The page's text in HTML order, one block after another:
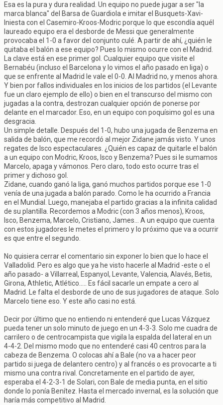
Esa es la pura y dura realidad. Un equipo no puede jugar a ser "la
marca blanca" del Barsa de Guardiola e imitar el Busquets-Xavi-
Iniesta con el Casemiro-Kroos-Modric porque lo que escondía aquél
laureado equipo era el desborde de Messi que generalmente
provocaba el 1-0 a favor del conjunto culé. A partir de ahí, ¿quién le
quitaba el balón a ese equipo? Pues lo mismo ocurre con el Madrid.
La clave está en ese primer gol. Cualquier equipo que visite el
Bernabéu (incluso el Barcelona y lo vimos el año pasado en liga) o
que se enfrente al Madrid le vale el 0-0. Al Madrid no, y menos ahora.
Y bien por fallos individuales en los inicios de los partidos (el Levante
fue un claro ejemplo de ello) o bien en el transcurso del mismo con
jugadas a la contra, destrozan cualquier opción de ponerse por
delante en el marcador. Eso, en un equipo con poquísimo gol es una
desgracia.
Un simple detalle. Después del 1-0, hubo una jugada de Benzema en
salida de balón, que me recordó al mejor Zidane jamás visto. Y unos
regates de Isco espectaculares. ¿Quién es capaz de quitarle el balón
a un equipo con Modric, Kroos, Isco y Benzema? Pues si le sumamos
Marcelo, apaga y vámonos. Pero claro, todo esto ocurre tras el
primer y dichoso gol.
Zidane, cuando ganó la liga, ganó muchos partidos porque ese 1-0
venía de una jugada a balón parado. Como le ha ocurrido a Francia
en el Mundial. Luego, manejaba el partido gracias a la infinita calidad
de su plantilla. Recordemos a Modric (con 3 años menos), Kroos,
Isco, Benzema, Marcelo, Cristiano, James... A un equipo que cuenta
con estos jugadores le metes el primero y lo próximo que va a ocurrir
es que entre el segundo.
No quisiera cerrar el comentario sin exponer lo bien que lo hace el
Valladolid. Pero es algo que ya he visto hacerle al Madrid -este o el
año pasado- a Villarreal, Espanyol, Levante, Valencia, Alavés, Betis,
Girona, Athletic, Atlético..... Es fácil sacarle un empate a cero al
Madrid. Le falta el desborde de uno de sus jugadores de ataque. Solo
Marcelo tiene eso. Y este año casi no está.
Decir por último que no entiendo ni entenderé que Lucas Vázquez
pueda tener un solo minuto de juego en un 4-3-3. Solo me cuadra de
carrilero o de centrocampista que vigila la espalda del lateral en un
4-4-2. Del mismo modo que no entenderé casi 40 centros para la
cabeza de Benzema. O colocas ahí a Bale (no va a hacer peor
partido si juega de delantero centro) y al francés o es provocarte a ti
mismo una contra rival. Concretamente en el partido de ayer,
esperaba el 4-2-3-1 de Solari, con Bale de media punta, en el sitio
donde lo ponía Benítez. Hasta el mercado invernal, es la solución que
haría más competitivo al Madrid.